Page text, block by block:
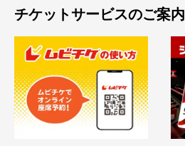
チケットサービスのご案内